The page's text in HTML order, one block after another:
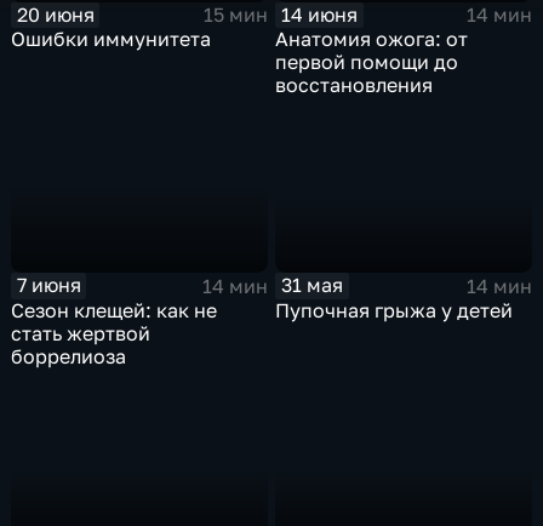
20 июня
15 мин
Ошибки иммунитета
14 июня
14 мин
Анатомия ожога: от
первой помощи до
восстановления
7 июня
14 мин
Сезон клещей: как не
стать жертвой
боррелиоза
31 мая
14 мин
Пупочная грыжа у детей